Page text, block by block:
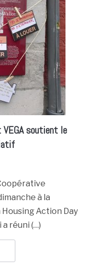
soutient le
à la
Action Day
réuni (…)